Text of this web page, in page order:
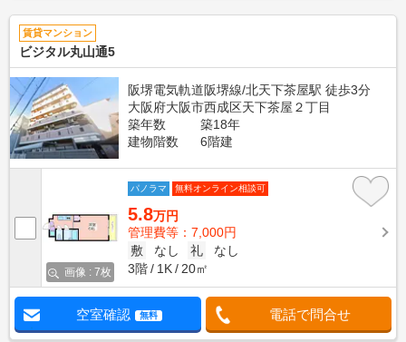
賃貸マンション
ビジタル丸山通5
阪堺電気軌道阪堺線/北天下茶屋駅 徒歩3分
大阪府大阪市西成区天下茶屋２丁目
築年数
築18年
建物階数
6階建
画像 : 7枚
パノラマ 無料オンライン相談可
5.8万円
管理費等：7,000円
敷
なし 礼
なし
3階
1K 20㎡
空室確認 無料 電話で問合せ